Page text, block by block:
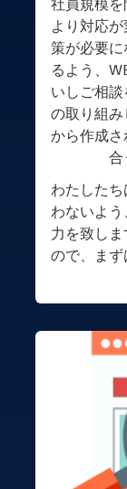
社員規模
より対応
策が必要
るよう、
いしご相
の取り組
から作成
合
わたした
わないよ
力を致し
ので、まず